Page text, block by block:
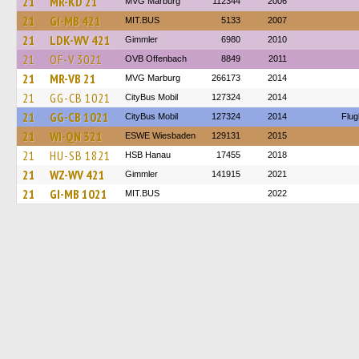
21 GI-MB 421 MIT.BUS 5133 2007
21 LDK-WV 421 Gimmler 6980 2010
21 OF-V 3021 OVB Offenbach 8849 2011
21 MR-VB 21 MVG Marburg 266173 2014
21 GG-CB 1021 CityBus Mobil 127324 2014
21 GG-CB 1021 CityBus Mobil 127324 2014
21 WI-QN 321 ESWE Wiesbaden 129131 2015
21 HU-SB 1821 HSB Hanau 17455 2018
21 WZ-WV 421 Gimmler 141915 2021
21 GI-MB 1021 MIT.BUS 2022